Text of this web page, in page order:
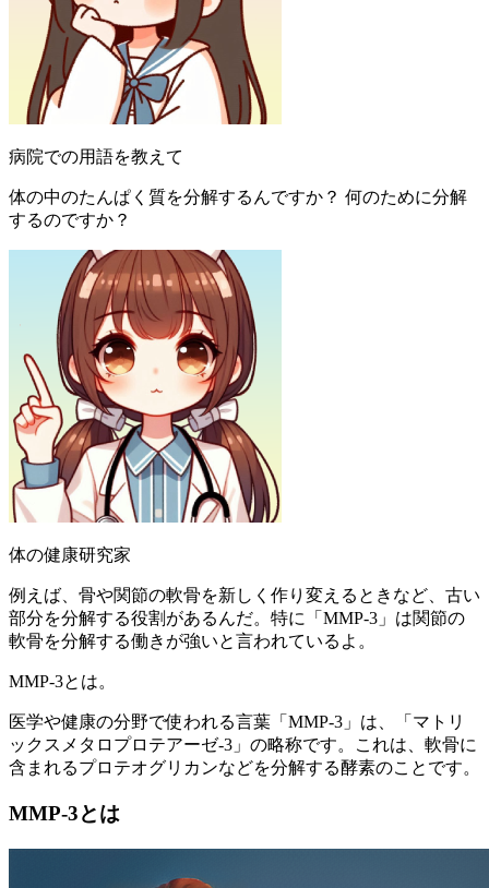
病院での用語を教えて
体の中のたんぱく質を分解するんですか？ 何のために分解
するのですか？
体の健康研究家
例えば、骨や関節の軟骨を新しく作り変えるときなど、古い
部分を分解する役割があるんだ。特に「MMP-3」は関節の
軟骨を分解する働きが強いと言われているよ。
MMP-3とは。
医学や健康の分野で使われる言葉「MMP-3」は、「マトリ
ックスメタロプロテアーゼ-3」の略称です。これは、軟骨に
含まれるプロテオグリカンなどを分解する酵素のことです。
MMP-3とは